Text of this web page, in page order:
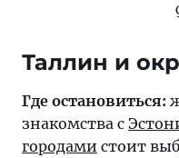
Таллин и
Где остановиться:
знакомства с
городами стоит